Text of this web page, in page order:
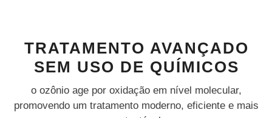
TRATAMENTO AVANÇADO
SEM USO DE QUÍMICOS
o ozônio age por oxidação em nível molecular,
promovendo um tratamento moderno, eficiente e mais